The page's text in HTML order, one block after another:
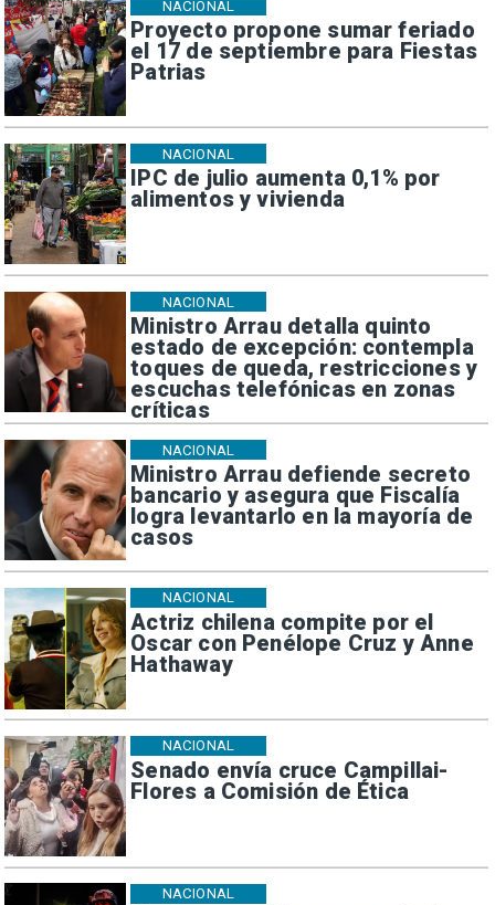
Proyecto propone sumar feriado
el 17 de septiembre para Fiestas
Patrias
NACIONAL
IPC de julio aumenta 0,1% por
alimentos y vivienda
NACIONAL
Ministro Arrau detalla quinto
estado de excepción: contempla
toques de queda, restricciones y
escuchas telefónicas en zonas
críticas
NACIONAL
Ministro Arrau defiende secreto
bancario y asegura que Fiscalía
logra levantarlo en la mayoría de
casos
NACIONAL
Actriz chilena compite por el
Oscar con Penélope Cruz y Anne
Hathaway
NACIONAL
Senado envía cruce Campillai-
Flores a Comisión de Ética
NACIONAL
NACIONAL